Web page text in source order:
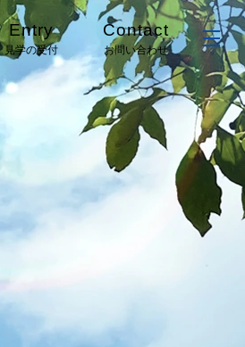
Contact
お問い合わせ
Entry
見学の受付